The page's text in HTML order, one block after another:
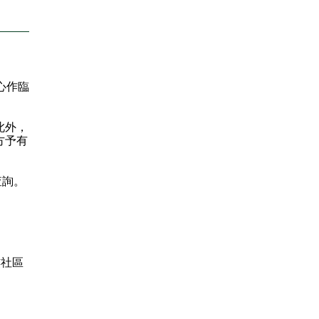
作臨
，
予有
。
區